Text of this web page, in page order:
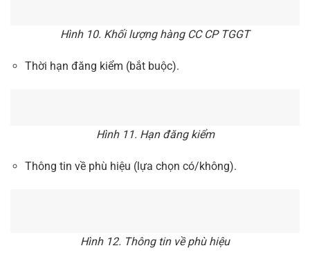
Hình 10. Khối lượng hàng CC CP TGGT
Thời hạn đăng kiểm (bắt buộc).
Hình 11. Hạn đăng kiểm
Thông tin về phù hiệu (lựa chọn có/không).
Hình 12. Thông tin về phù hiệu